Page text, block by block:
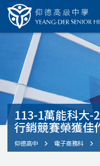
113-1萬能科大-
行銷競賽榮獲佳
仰德高中 電子商務科